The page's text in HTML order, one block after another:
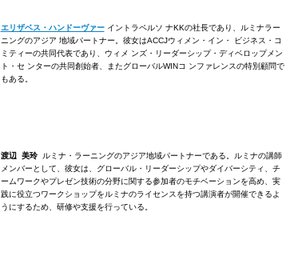
エリザベス・ハンドーヴァーイントラペルソ ナKKの社長であり、ルミナラー
ニングのアジア 地域パートナー。彼女はACCJウィメン・イン・ ビジネス・コ
ミティーの共同代表であり、ウィメ ンズ・リーダーシップ・ディベロップメン
ト・セ ンターの共同創始者、またグローバルWINコ ンファレンスの特別顧問で
もある。
渡辺 美玲ルミナ・ラーニングのアジア地域パートナーである。ルミナの講師
メンバーとして、彼女は、グローバル・リーダーシップやダイバーシティ、チ
ームワークやプレゼン技術の分野に関する参加者のモチベーションを高め、実
践に役立つワークショップをルミナのライセンスを持つ講演者が開催できるよ
うにするため、研修や支援を行っている。